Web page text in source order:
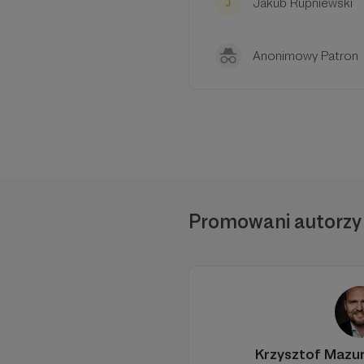
Anonimowy Patron
Promowani autorzy
Krzysztof